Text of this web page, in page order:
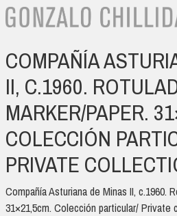
COMPAÑÍA
II, C.1960.
MARKER/PAPER.
COLECCIÓN
PRIVATE
Compañía Asturiana de Minas II, c.1960.
31×21,5cm. Colección particular/ Private